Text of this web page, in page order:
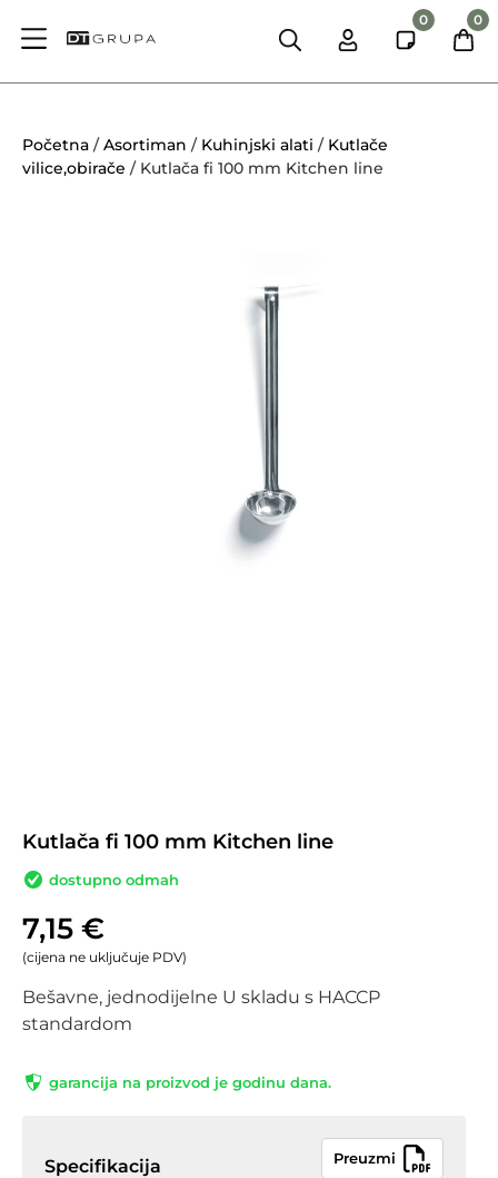
0 0
Početna /Asortiman / Kuhinjski alati / Kutlače
vilice,obirače / Kutlača fi 100 mm Kitchen line
Kutlača fi 100 mm Kitchen line
dostupno odmah
7,15 €
(cijena ne uključuje PDV)
Bešavne, jednodijelne U skladu s HACCP
standardom
garancija na proizvod je godinu dana.
Specifikacija Preuzmi